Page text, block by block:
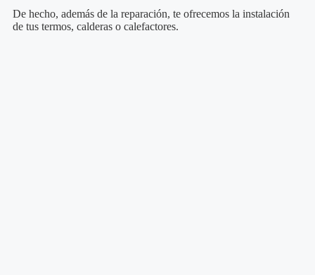
De hecho, además de la reparación, te ofrecemos la instalación
de tus termos, calderas o calefactores.